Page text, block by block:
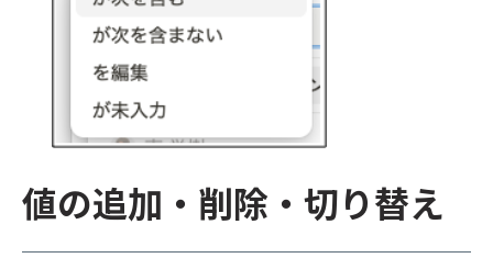
値の追加・削除・切り替え